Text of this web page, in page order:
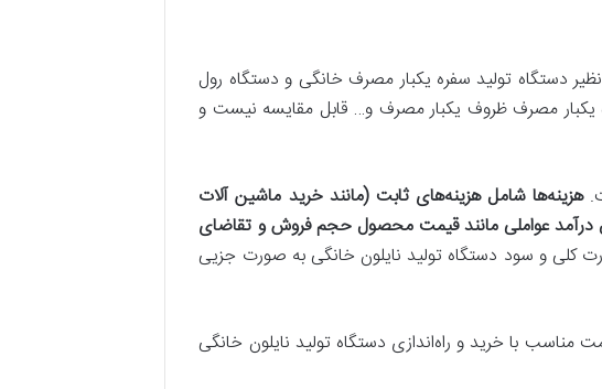
دستگاه تولید سفره یکبار مصرف خانگی و دستگاه رول
یکبار مصرف ظروف یکبار مصرف و… قابل مقایسه نیست و
هزینه‌ها شامل هزینه‌های ثابت (مانند خرید ماشین آلات
درآمد عواملی مانند قیمت محصول حجم فروش و تقاضای
کلی و سود دستگاه تولید نایلون خانگی به صورت جزیی
مناسب با خرید و راه‌اندازی دستگاه تولید نایلون خانگی